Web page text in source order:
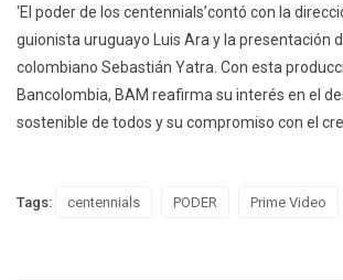
‘El poder de los centennials’contó con la
guionista uruguayo Luis Ara y la presentación
colombiano Sebastián Yatra. Con esta
Bancolombia, BAM reafirma su interés en el
sostenible de todos y su compromiso con el
Tags: centennials PODER Prime Video